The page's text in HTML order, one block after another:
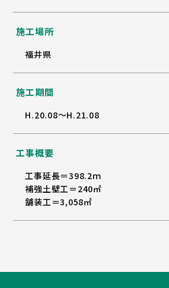
施工場所
福井県
施工期間
H.20.08～H.21.08
工事概要
工事延長＝398.2ｍ
補強土壁工＝240㎡
舗装工＝3,058㎡